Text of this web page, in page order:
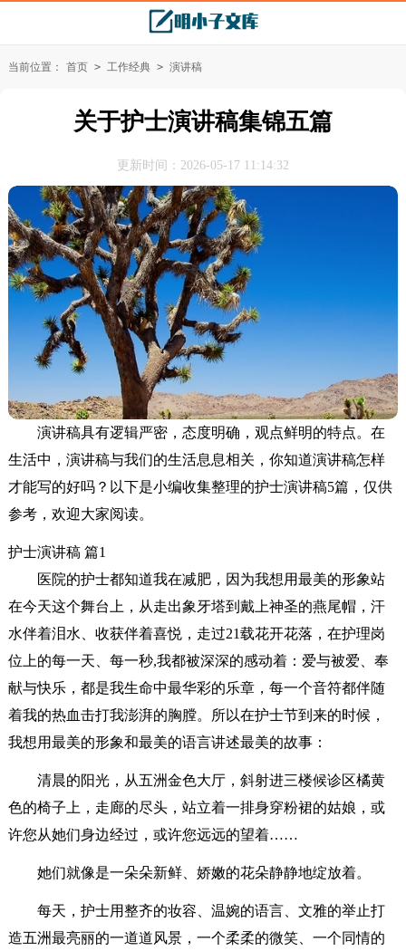
当前位置： 首页 > 工作经典 > 演讲稿
关于护士演讲稿集锦五篇
更新时间：2026-05-17 11:14:32
演讲稿具有逻辑严密，态度明确，观点鲜明的特点。在
生活中，演讲稿与我们的生活息息相关，你知道演讲稿怎样
才能写的好吗？以下是小编收集整理的护士演讲稿5篇，仅供
参考，欢迎大家阅读。
护士演讲稿 篇1
医院的护士都知道我在减肥，因为我想用最美的形象站
在今天这个舞台上，从走出象牙塔到戴上神圣的燕尾帽，汗
水伴着泪水、收获伴着喜悦，走过21载花开花落，在护理岗
位上的每一天、每一秒,我都被深深的感动着：爱与被爱、奉
献与快乐，都是我生命中最华彩的乐章，每一个音符都伴随
着我的热血击打我澎湃的胸膛。所以在护士节到来的时候，
我想用最美的形象和最美的语言讲述最美的故事：
清晨的阳光，从五洲金色大厅，斜射进三楼候诊区橘黄
色的椅子上，走廊的尽头，站立着一排身穿粉裙的姑娘，或
许您从她们身边经过，或许您远远的望着……
她们就像是一朵朵新鲜、娇嫩的花朵静静地绽放着。
每天，护士用整齐的妆容、温婉的语言、文雅的举止打
造五洲最亮丽的一道道风景，一个柔柔的微笑、一个同情的